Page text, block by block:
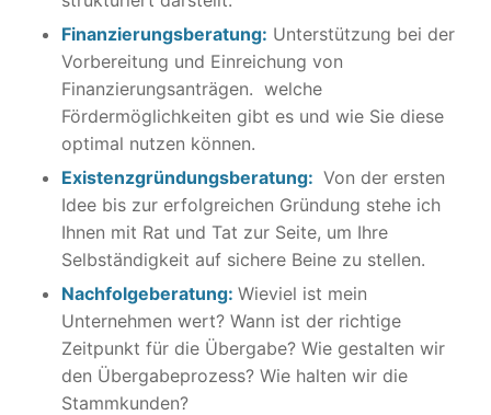
Finanzierungsberatung: Unterstützung bei der
Vorbereitung und Einreichung von
Finanzierungsanträgen. welche
Fördermöglichkeiten gibt es und wie Sie diese
optimal nutzen können.
Existenzgründungsberatung: Von der ersten
Idee bis zur erfolgreichen Gründung stehe ich
Ihnen mit Rat und Tat zur Seite, um Ihre
Selbständigkeit auf sichere Beine zu stellen.
Nachfolgeberatung: Wieviel ist mein
Unternehmen wert? Wann ist der richtige
Zeitpunkt für die Übergabe? Wie gestalten wir
den Übergabeprozess? Wie halten wir die
Stammkunden?